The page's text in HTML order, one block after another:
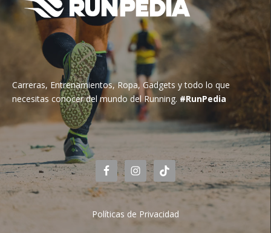
Carreras, Entrenamientos, Ropa, Gadgets y todo lo que
necesitas conocer del mundo del Running. #RunPedia
Políticas de Privacidad